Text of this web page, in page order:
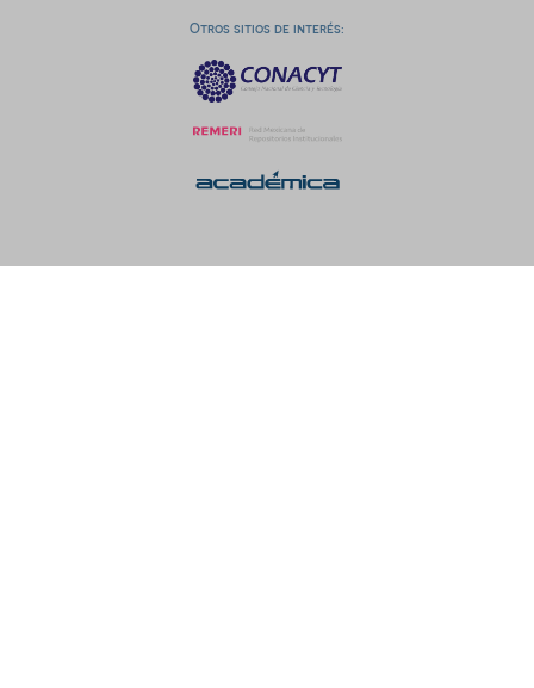
Otros sitios de interés: